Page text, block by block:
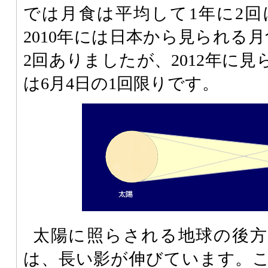
では月食は平均して1年に2
2010年には日本から見られる
2回ありましたが、2012年に見
は6月4日の1回限りです。
太陽に照らされる地球の後
は、長い影が伸びています。